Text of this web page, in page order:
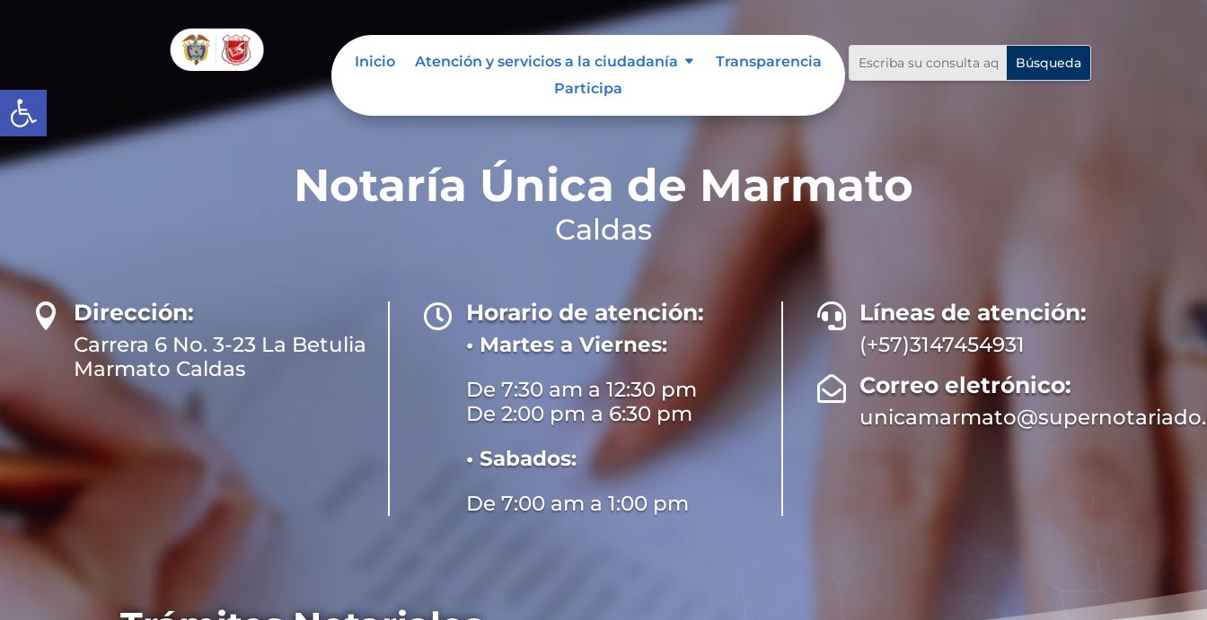
Abrir barra de herramientas
Inicio Atención y servicios a la ciudadanía
Transparencia
Participa
Notaría Única de Marmato
Caldas
 Dirección:
Carrera 6 No. 3-23 La Betulia
Marmato Caldas
 Horario de atención:
• Martes a Viernes:
De 7:30 am a 12:30 pm
De 2:00 pm a 6:30 pm
• Sabados:
De 7:00 am a 1:00 pm
 Líneas de atención:
(+57)3147454931
 Correo eletrónico: